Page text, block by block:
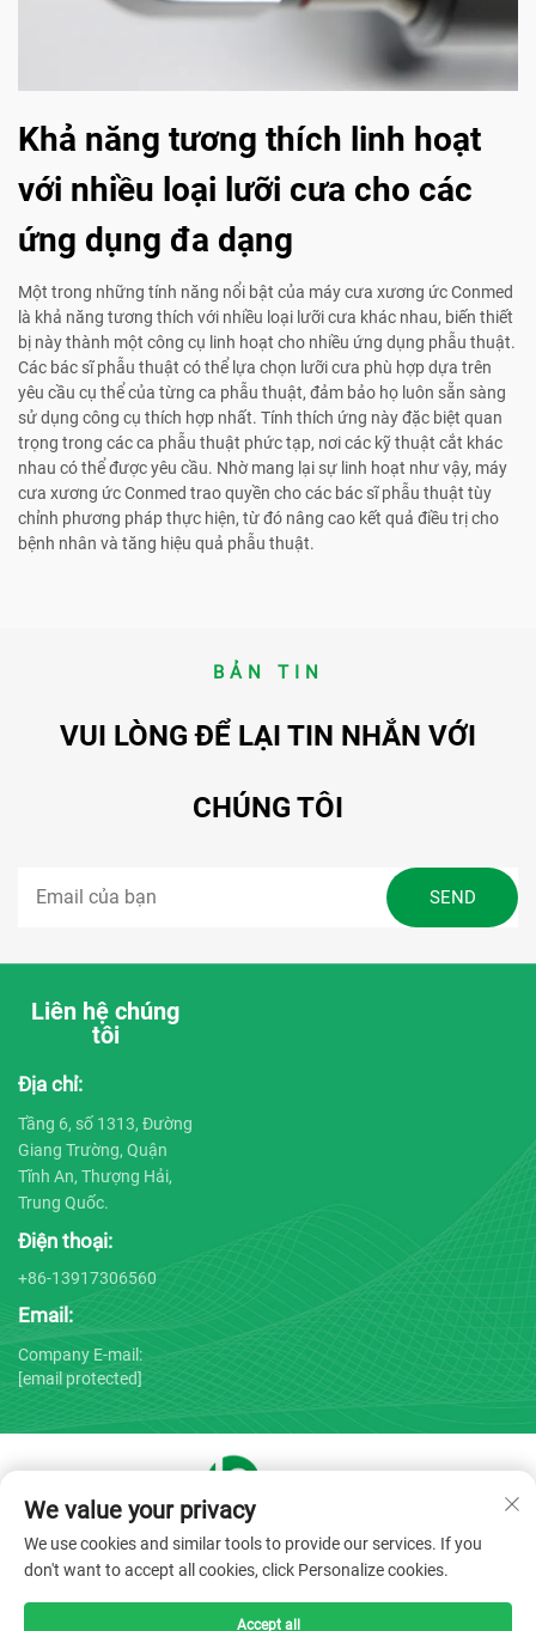
Khả năng tương thích linh hoạt
với nhiều loại lưỡi cưa cho các
ứng dụng đa dạng
Một trong những tính năng nổi bật của máy cưa xương ức Conmed
là khả năng tương thích với nhiều loại lưỡi cưa khác nhau, biến thiết
bị này thành một công cụ linh hoạt cho nhiều ứng dụng phẫu thuật.
Các bác sĩ phẫu thuật có thể lựa chọn lưỡi cưa phù hợp dựa trên
yêu cầu cụ thể của từng ca phẫu thuật, đảm bảo họ luôn sẵn sàng
sử dụng công cụ thích hợp nhất. Tính thích ứng này đặc biệt quan
trọng trong các ca phẫu thuật phức tạp, nơi các kỹ thuật cắt khác
nhau có thể được yêu cầu. Nhờ mang lại sự linh hoạt như vậy, máy
cưa xương ức Conmed trao quyền cho các bác sĩ phẫu thuật tùy
chỉnh phương pháp thực hiện, từ đó nâng cao kết quả điều trị cho
bệnh nhân và tăng hiệu quả phẫu thuật.
BẢN TIN
VUI LÒNG ĐỂ LẠI TIN NHẮN VỚI
CHÚNG TÔI
Liên hệ chúng
tôi
Địa chỉ:
Tầng 6, số 1313, Đường
Giang Trường, Quận
Tĩnh An, Thượng Hải,
Trung Quốc.
Điện thoại:
+86-13917306560
Email:
Company E-mail:
[email protected]
Bản quyền © 2025 bởi Công ty TNHH Thiết bị Y tế Thượng Hải
Bojin -Chính sách bảo mật
We value your privacy
We use cookies and similar tools to provide our services. If you
don't want to accept all cookies, click Personalize cookies.
Accept all